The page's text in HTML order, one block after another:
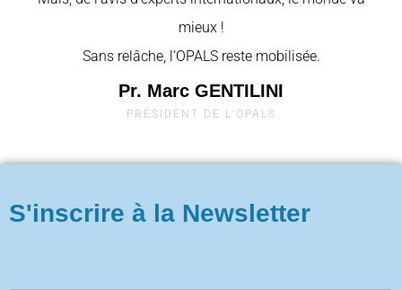
mieux !
Sans relâche, l’OPALS reste mobilisée.
Pr. Marc GENTILINI
PRÉSIDENT DE L'OPALS
S'inscrire à la Newsletter